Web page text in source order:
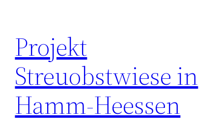
springen
Projekt
Streuobstwiese in
Hamm-Heessen